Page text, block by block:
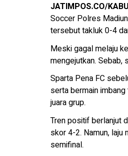
JATIMPOS.CO/
Soccer Polres
tersebut takluk 0-4
Meski gagal melaju
mengejutkan. Sebab,
Sparta Pena FC
serta bermain
juara grup.
Tren positif berlanjut
skor 4-2. Namun,
semifinal.